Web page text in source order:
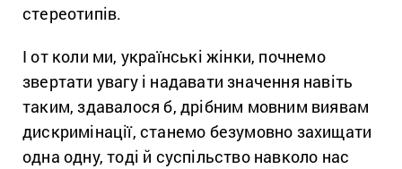
стереотипів.
І от коли ми, українські жінки, почнемо
звертати увагу і надавати значення навіть
таким, здавалося б, дрібним мовним виявам
дискримінації, станемо безумовно захищати
одна одну, тоді й суспільство навколо нас